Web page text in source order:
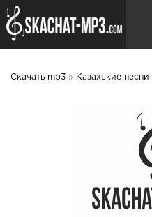
Скачать mp3 » Казахские песни